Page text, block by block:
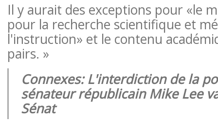
Il y aurait des exceptions pour «le
pour la recherche scientifique et
l'instruction» et le contenu
pairs. »
Connexes: L'interdiction de la
sénateur républicain Mike Lee
Sénat